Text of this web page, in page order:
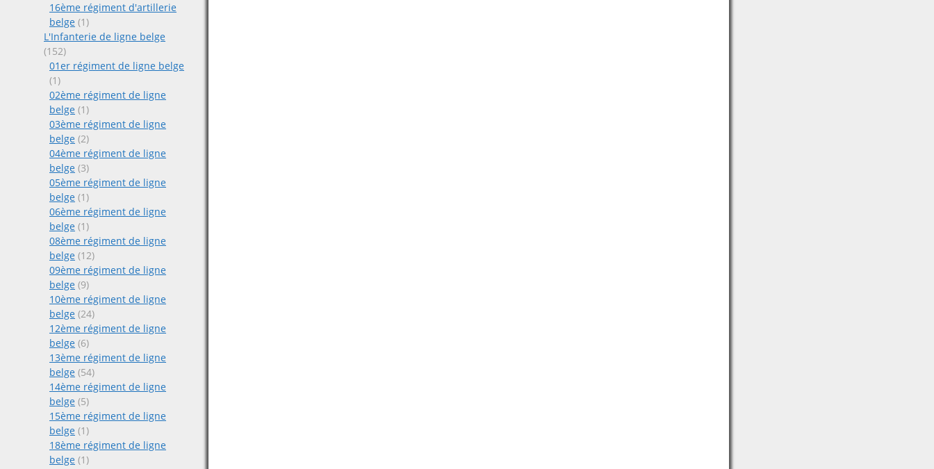
16ème régiment d'artillerie
belge (1)
L'Infanterie de ligne belge
(152)
01er régiment de ligne belge
(1)
02ème régiment de ligne
belge (1)
03ème régiment de ligne
belge (2)
04ème régiment de ligne
belge (3)
05ème régiment de ligne
belge (1)
06ème régiment de ligne
belge (1)
08ème régiment de ligne
belge (12)
09ème régiment de ligne
belge (9)
10ème régiment de ligne
belge (24)
12ème régiment de ligne
belge (6)
13ème régiment de ligne
belge (54)
14ème régiment de ligne
belge (5)
15ème régiment de ligne
belge (1)
18ème régiment de ligne
belge (1)